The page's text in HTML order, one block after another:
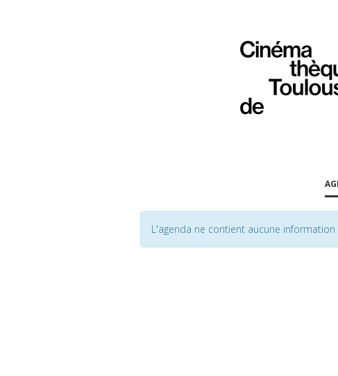
L'agenda ne contient aucune